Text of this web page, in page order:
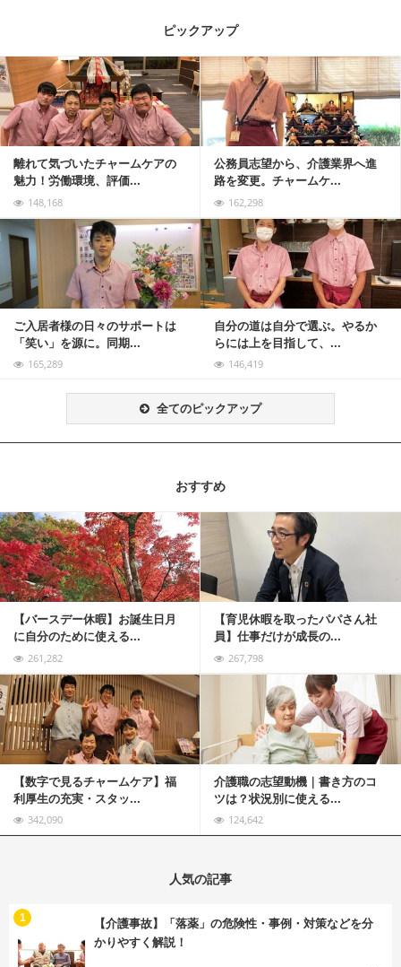
ピックアップ
離れて気づいたチャームケアの
魅力！労働環境、評価...
148,168
公務員志望から、介護業界へ進
路を変更。チャームケ...
162,298
記事を読む
ご入居者様の日々のサポートは
「笑い」を源に。同期...
165,289
自分の道は自分で選ぶ。やるか
らには上を目指して、...
146,419
記事を読む
全てのピックアップ
おすすめ
【バースデー休暇】お誕生日月
に自分のために使える...
261,282
【育児休暇を取ったパパさん社
員】仕事だけが成長の...
267,798
記事を読む
【数字で見るチャームケア】福
利厚生の充実・スタッ...
342,090
介護職の志望動機｜書き方のコ
ツは？状況別に使える...
124,642
記事を読む
人気の記事
【介護事故】「落薬」の危険性・事例・対策などを分
かりやすく解説！
1